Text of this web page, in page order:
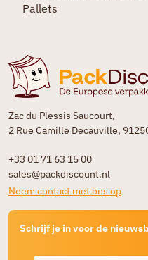
Zac du Plessis Saucourt,
2 Rue Camille Decauville,
+33 01 71 63 15 00
sales@packdiscount.nl
Neem contact met ons op
Schrijf je in voor de
Pallets